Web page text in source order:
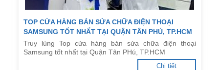
TOP CỬA HÀNG BÁN SỬA CHỮA ĐIỆN THOẠI
SAMSUNG TỐT NHẤT TẠI QUẬN TÂN PHÚ, TP.HCM
Truy lùng Top cửa hàng bán sửa chữa điện thoại
Samsung tốt nhất tại Quận Tân PHú, TP.HCM
Chi tiết